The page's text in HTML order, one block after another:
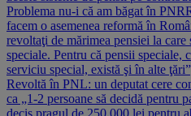
Problema nu-i că am băgat în
facem o asemenea reformă în
revoltaţi de mărimea pensiei la care
speciale. Pentru că pensii speciale,
serviciu special, există şi în alte
Revoltă în PNL: un deputat cere
ca „1-2 persoane să decidă pentru
decis pragul de 250.000 lei pentru